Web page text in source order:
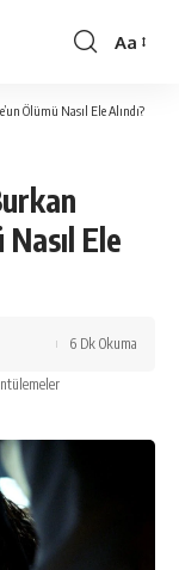
Yazı
Aa
Ölümü Nasıl Ele Alındı?
Ele
6 Dk Okuma